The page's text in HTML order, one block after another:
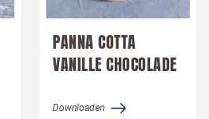
PANNA COTTA
VANILLE CHOCOLADE
Downloaden